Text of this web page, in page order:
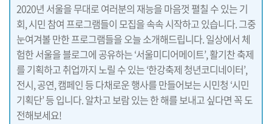
2020년 서울을 무대로 여러분의 재능을 마음껏 펼칠 수 있는 기
회, 시민 참여 프로그램들이 모집을 속속 시작하고 있습니다. 그중
눈여겨볼 만한 프로그램들을 오늘 소개해드립니다. 일상에서 체
험한 서울을 블로그에 공유하는 ‘서울미디어메이트’, 활기찬 축제
를 기획하고 취업까지 노릴 수 있는 ‘한강축제 청년코디네이터’,
전시, 공연, 캠페인 등 다채로운 행사를 만들어보는 시민청 ‘시민
기획단’ 등 입니다. 알차고 보람 있는 한 해를 보내고 싶다면 꼭 도
전해보세요!